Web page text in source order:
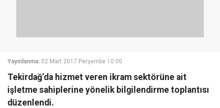
Yayınlanma: 02 Mart 2017 Perşembe 10:00
Tekirdağ’da hizmet veren ikram sektörüne ait
işletme sahiplerine yönelik bilgilendirme toplantısı
düzenlendi.